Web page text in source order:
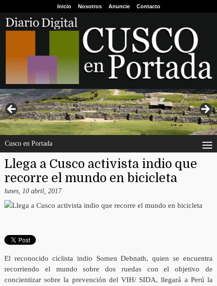
Inicio Nosotros Anuncie Contacto
Cusco en Portada
Llega a Cusco activista indio que
recorre el mundo en bicicleta
lunes, 10 abril, 2017
El reconocido ciclista indio Somen Debnath, quien se encuentra
recorriendo el mundo sobre dos ruedas con el objetivo de
concientizar sobre la prevención del VIH/ SIDA, llegará a Perú la